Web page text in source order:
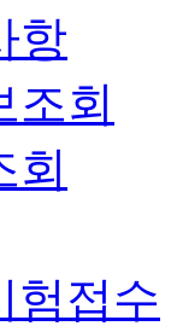
항
조회
회
험접수